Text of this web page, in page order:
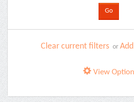
Clear current filters or
View Option